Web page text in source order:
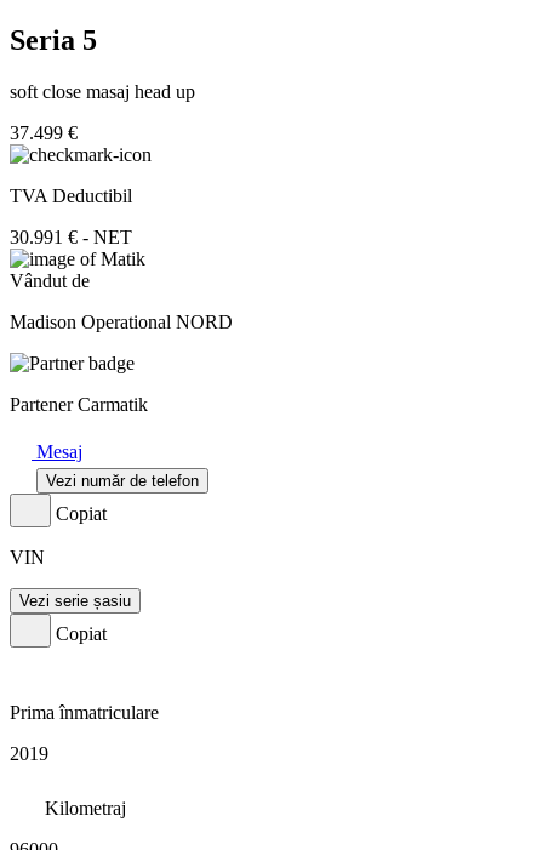
Seria 5
soft close masaj head up
37.499 €
TVA Deductibil
30.991 € - NET
Vândut de
Madison Operational NORD
Partener Carmatik
Mesaj
Vezi număr de telefon
Copiat
VIN
Vezi serie șasiu
Copiat
Prima înmatriculare
2019
Kilometraj